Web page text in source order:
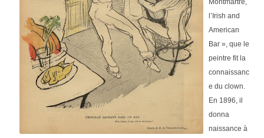
Montmartre,
l’Irish and
American
Bar », que le
peintre fit la
connaissanc
e du clown.
En 1896, il
donna
naissance à